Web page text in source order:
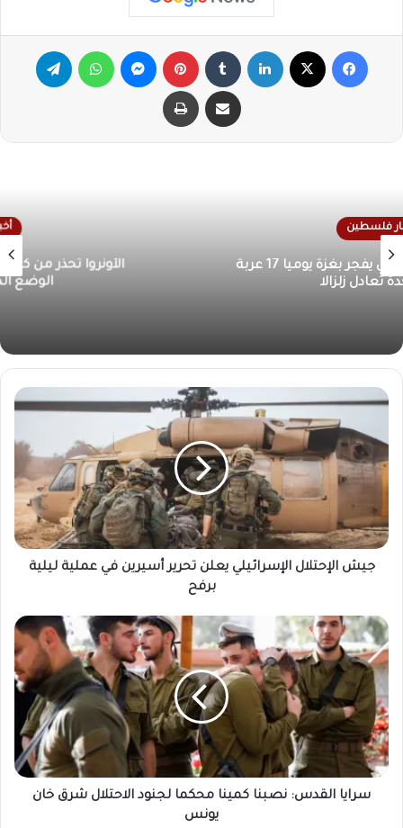
الأونروا تحذر من كارثة إنسانية في غزة بسبب تدهور
جيش الإحتلال الإسرائيلي يعلن تحرير أسيرين في عملية ليلية
برفح
سرايا القدس: نصبنا كمينا محكما لجنود الاحتلال شرق خان
يونس